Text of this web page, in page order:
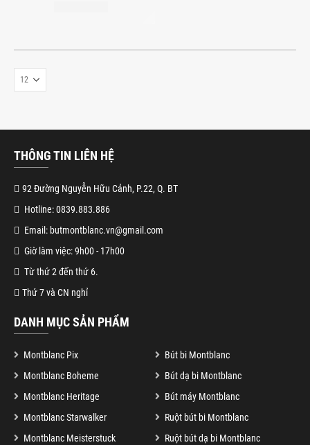
THÔNG TIN LIÊN HỆ
92 Đường Nguyễn Hữu Cảnh, P.22, Q. BT
Hotline: 0839.883.886
Email: butmontblanc.vn@gmail.com
Giờ làm việc: 9h00 - 17h00
Từ thứ 2 đến thứ 6.
Thứ 7 và CN nghỉ
DANH MỤC SẢN PHẨM
Montblanc Pix
Bút bi Montblanc
Montblanc Boheme
Bút dạ bi Montblanc
Montblanc Heritage
Bút máy Montblanc
Montblanc Starwalker
Ruột bút bi Montblanc
Montblanc Meisterstuck
Ruột bút dạ bi Montblanc